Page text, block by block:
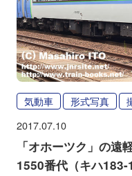
気動車 形式写真
2017.07.10
「オホーツク」の
1550番代（キハ183-